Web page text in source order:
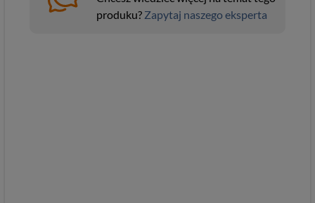
produku? Zapytaj naszego eksperta